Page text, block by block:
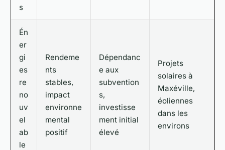
s
Én
er
gi
es
re
no
uv
el
ab
le
Rendeme
nts
stables,
impact
environne
mental
positif
Dépendanc
e aux
subvention
s,
investisse
ment initial
élevé
Projets
solaires à
Maxéville,
éoliennes
dans les
environs